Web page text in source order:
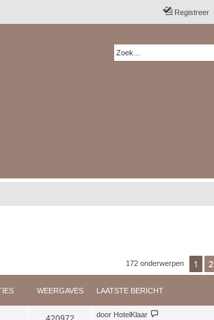
Registreer
172 onderwerpen 1 2
WEERGAVES LAATSTE BERICHT
door HotelKlaar